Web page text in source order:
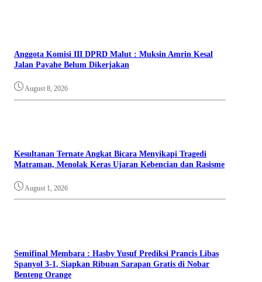
Anggota Komisi III DPRD Malut : Muksin Amrin Kesal
Jalan Payahe Belum Dikerjakan
August 8, 2026
Kesultanan Ternate Angkat Bicara Menyikapi Tragedi
Matraman, Menolak Keras Ujaran Kebencian dan Rasisme
August 1, 2026
Semifinal Membara : Hasby Yusuf Prediksi Prancis Libas
Spanyol 3-1, Siapkan Ribuan Sarapan Gratis di Nobar
Benteng Orange